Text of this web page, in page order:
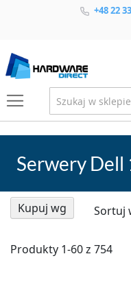
+48 22
Serwery Dell
Produkty 1-60z 754
Sortuj
Kupuj wg